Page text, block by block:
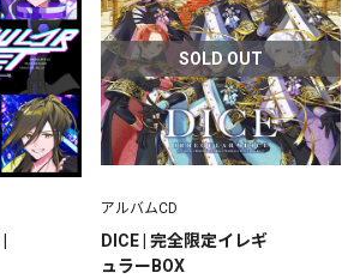
SOLD OUT
アルバムCD
DICE | 完全限定イレギ
ュラーBOX